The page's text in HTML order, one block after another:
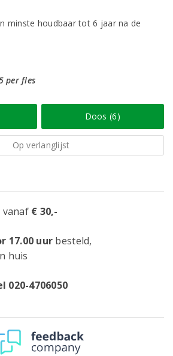
minste houdbaar tot 6 jaar na de
per fles
Doos (6)
Op verlanglijst
€ 30,-
17.00 uur besteld,
huis
020-4706050